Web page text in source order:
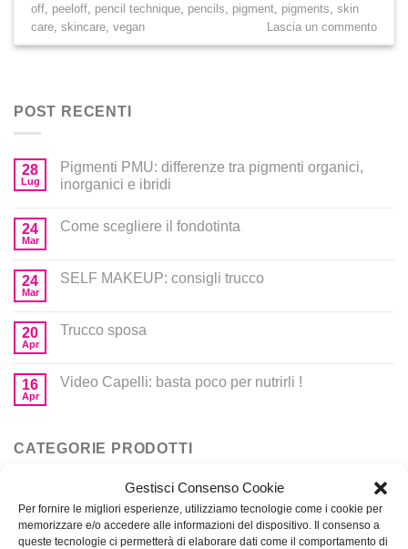
Gestisci Consenso Cookie
Per fornire le migliori esperienze, utilizziamo tecnologie come i cookie per
memorizzare e/o accedere alle informazioni del dispositivo. Il consenso a
queste tecnologie ci permetterà di elaborare dati come il comportamento di
off peeloff pencil technique pencils pigment pigments ,skin
care ,skincare ,vegan Lascia un commento
POST RECENTI
28
Lug
Pigmenti PMU: differenze tra pigmenti organici,
inorganici e ibridi
24
Mar
Come scegliere il fondotinta
24
Mar
SELF MAKEUP: consigli trucco
20
Apr
Trucco sposa
16
Apr
Video Capelli: basta poco per nutrirli !
CATEGORIE PRODOTTI
Corsi
Prodotti per MakeUp